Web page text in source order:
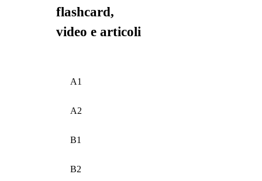
flashcard,
video e articoli
A1
A2
B1
B2